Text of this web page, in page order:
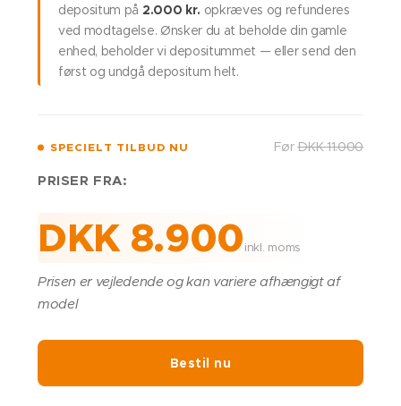
depositum på 2.000 kr. opkræves og refunderes
ved modtagelse. Ønsker du at beholde din gamle
enhed, beholder vi depositummet — eller send den
først og undgå depositum helt.
SPECIELT TILBUD NU FørDKK 11.000
PRISER FRA:
DKK 8.900inkl. moms
Prisen er vejledende og kan variere afhængigt af
model
Bestil nu